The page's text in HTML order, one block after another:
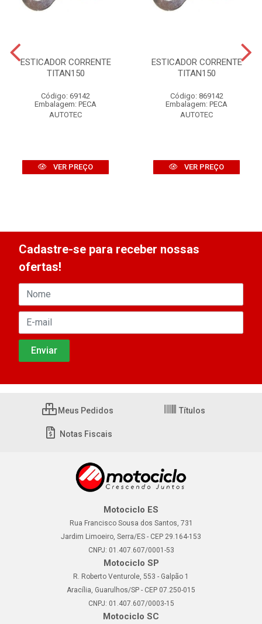
ESTICADOR CORRENTE
TITAN150
Código: 69142
Embalagem: PECA
AUTOTEC
VER PREÇO
ESTICADOR CORRENTE
TITAN150
Código: 869142
Embalagem: PECA
AUTOTEC
VER PREÇO
Cadastre-se para receber nossas
ofertas!
Meus Pedidos Títulos
Notas Fiscais
Motociclo ES
Rua Francisco Sousa dos Santos, 731
Jardim Limoeiro, Serra/ES - CEP 29.164-153
CNPJ: 01.407.607/0001-53
Motociclo SP
R. Roberto Venturole, 553 - Galpão 1
Aracília, Guarulhos/SP - CEP 07.250-015
CNPJ: 01.407.607/0003-15
Motociclo SC